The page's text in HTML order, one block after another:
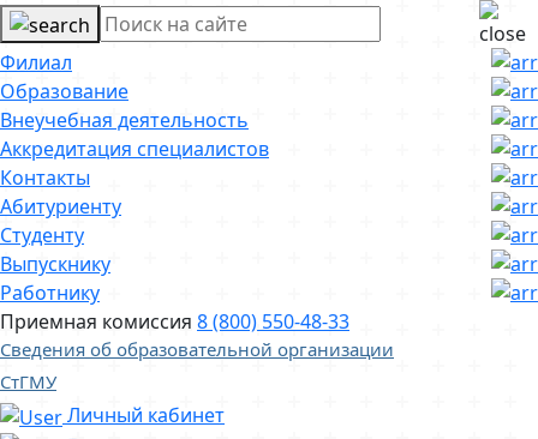
Филиал
Образование
Внеучебная деятельность
Аккредитация специалистов
Контакты
Абитуриенту
Студенту
Выпускнику
Работнику
Приемная комиссия 8 (800) 550-48-33
Сведения об образовательной организации
СтГМУ
Личный кабинет